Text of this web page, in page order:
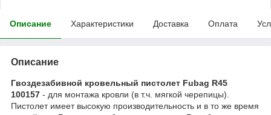
Описание Характеристики Доставка Оплата
Описание
Гвоздезабивной кровельный пистолет Fubag R45
100157 - для монтажа кровли (в т.ч. мягкой черепицы).
Пистолет имеет высокую производительность и в то же время